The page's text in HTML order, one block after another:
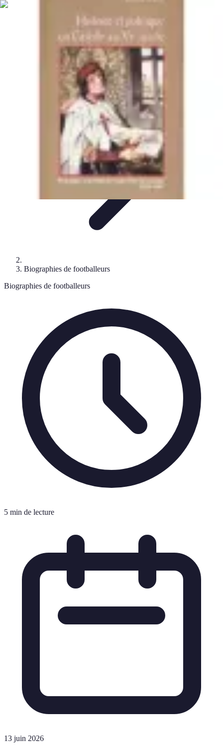
Biographies Football
Biographies InspirantesBiographies
BiographiesBiographies Influentes
Biographies Football
Biographies de footballeurs
Biographies de footballeurs
5 min de lecture
13 juin 2026